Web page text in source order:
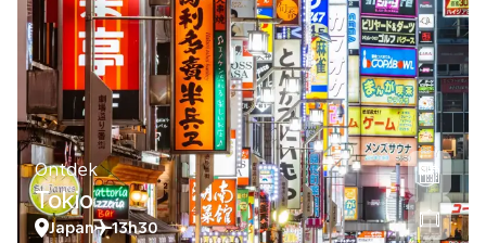
Ontdek
Tokio
Japan 13h30